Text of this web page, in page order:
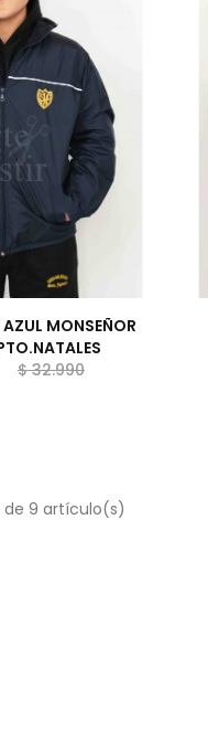
MONSEÑOR
$ 32.990
de 9 artículo(s)